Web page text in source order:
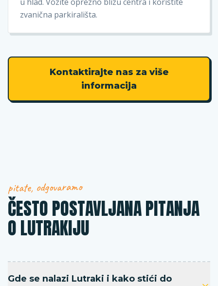
zvanična parkirališta.
Kontaktirajte nas za više
informacija
pitate, odgovaramo
ČESTO POSTAVLJANA PITANJA
O LUTRAKIJU
Gde se nalazi Lutraki i kako stići do